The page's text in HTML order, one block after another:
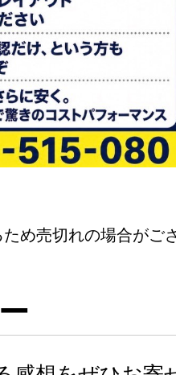
め売切れの場合がご